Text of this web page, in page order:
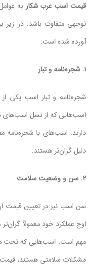
قیمت اسب عرب شکار به
توجهی متفاوت باشد. در زیر
آورده شده است:
۱. شجره‌نامه و تبار
شجره‌نامه و تبار اسب یکی
اسب‌هایی که از نسل اسب‌های
دارند. اسب‌های با شجره‌نامه
دلیل گران‌تر هستند.
۲. سن و وضعیت سلامت
سن اسب نیز در تعیین قیمت
اوج عملکرد خود معمولاً
مهم است. اسب‌هایی که تحت
مشکلات سلامتی هستند، قیمت